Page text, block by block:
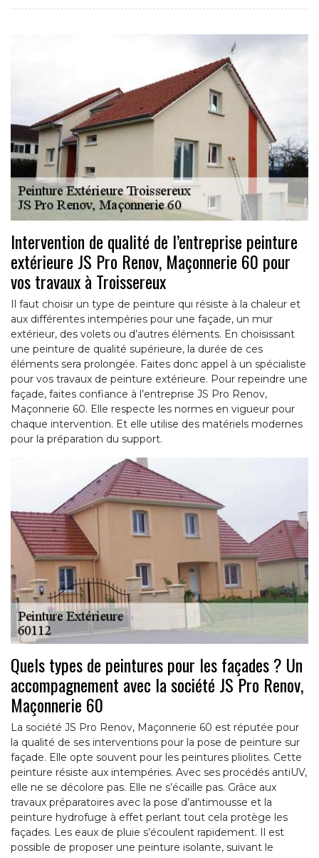
Intervention de qualité de l’entreprise peinture
extérieure JS Pro Renov, Maçonnerie 60 pour
vos travaux à Troissereux
Il faut choisir un type de peinture qui résiste à la chaleur et
aux différentes intempéries pour une façade, un mur
extérieur, des volets ou d’autres éléments. En choisissant
une peinture de qualité supérieure, la durée de ces
éléments sera prolongée. Faites donc appel à un spécialiste
pour vos travaux de peinture extérieure. Pour repeindre une
façade, faites confiance à l’entreprise JS Pro Renov,
Maçonnerie 60. Elle respecte les normes en vigueur pour
chaque intervention. Et elle utilise des matériels modernes
pour la préparation du support.
Quels types de peintures pour les façades ? Un
accompagnement avec la société JS Pro Renov,
Maçonnerie 60
La société JS Pro Renov, Maçonnerie 60 est réputée pour
la qualité de ses interventions pour la pose de peinture sur
façade. Elle opte souvent pour les peintures pliolites. Cette
peinture résiste aux intempéries. Avec ses procédés antiUV,
elle ne se décolore pas. Elle ne s’écaille pas. Grâce aux
travaux préparatoires avec la pose d’antimousse et la
peinture hydrofuge à effet perlant tout cela protège les
façades. Les eaux de pluie s’écoulent rapidement. Il est
possible de proposer une peinture isolante, suivant le